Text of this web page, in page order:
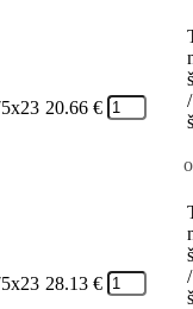
20.66 €
/
28.13 €
/